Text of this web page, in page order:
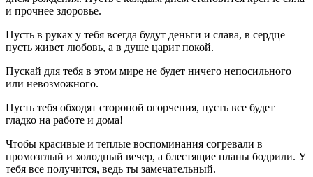
и прочнее здоровье.
Пусть в руках у тебя всегда будут деньги и слава, в сердце
пусть живет любовь, а в душе царит покой.
Пускай для тебя в этом мире не будет ничего непосильного
или невозможного.
Пусть тебя обходят стороной огорчения, пусть все будет
гладко на работе и дома!
Чтобы красивые и теплые воспоминания согревали в
промозглый и холодный вечер, а блестящие планы бодрили. У
тебя все получится, ведь ты замечательный.